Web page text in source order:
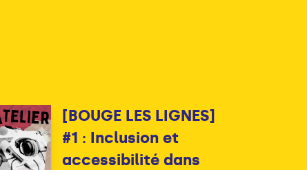
[BOUGE LES LIGNES]
#1 : Inclusion et
accessibilité dans